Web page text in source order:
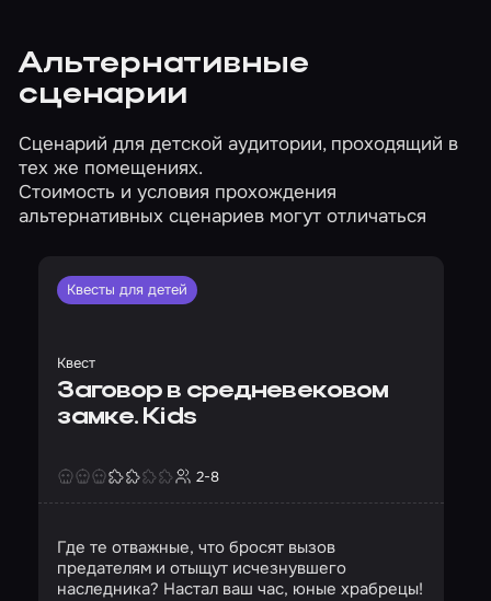
Альтернативные
сценарии
Сценарий для детской аудитории, проходящий в
тех же помещениях.
Стоимость и условия прохождения
альтернативных сценариев могут отличаться
Квесты для детей
Квест
Заговор в средневековом
замке. Kids
2-8
Где те отважные, что бросят вызов
предателям и отыщут исчезнувшего
наследника? Настал ваш час, юные храбрецы!